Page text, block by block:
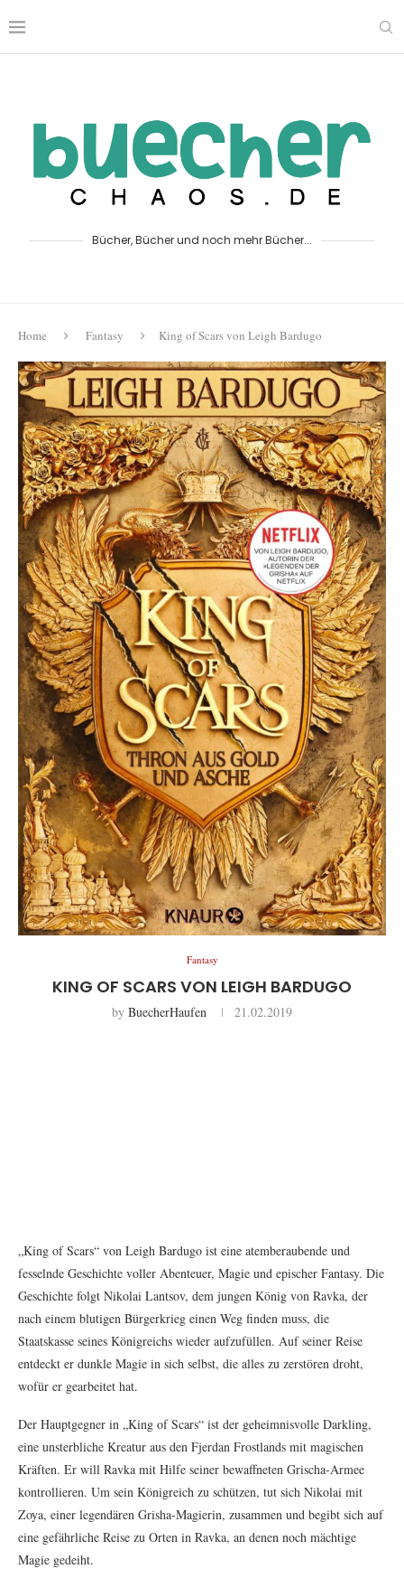
Bücher, Bücher und noch mehr Bücher...
Home Fantasy King of Scars von Leigh Bardugo
Fantasy
KING OF SCARS VON LEIGH BARDUGO
by BuecherHaufen 21.02.2019
„King of Scars“ von Leigh Bardugo ist eine atemberaubende und
fesselnde Geschichte voller Abenteuer, Magie und epischer Fantasy. Die
Geschichte folgt Nikolai Lantsov, dem jungen König von Ravka, der
nach einem blutigen Bürgerkrieg einen Weg finden muss, die
Staatskasse seines Königreichs wieder aufzufüllen. Auf seiner Reise
entdeckt er dunkle Magie in sich selbst, die alles zu zerstören droht,
wofür er gearbeitet hat.
Der Hauptgegner in „King of Scars“ ist der geheimnisvolle Darkling,
eine unsterbliche Kreatur aus den Fjerdan Frostlands mit magischen
Kräften. Er will Ravka mit Hilfe seiner bewaffneten Grischa-Armee
kontrollieren. Um sein Königreich zu schützen, tut sich Nikolai mit
Zoya, einer legendären Grisha-Magierin, zusammen und begibt sich auf
eine gefährliche Reise zu Orten in Ravka, an denen noch mächtige
Magie gedeiht.